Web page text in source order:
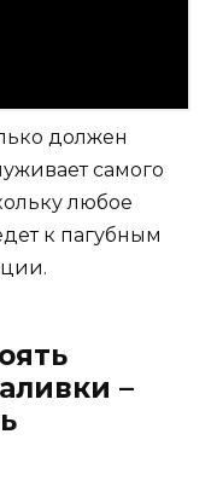
должен
самого
любое
к пагубным
–